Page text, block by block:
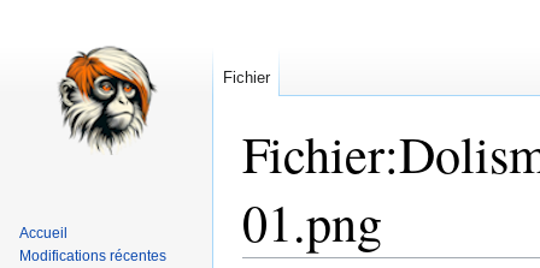
Fichier:
01.png
Fichier
Accueil
Modifications récentes